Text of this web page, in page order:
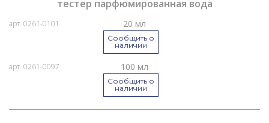
тестер парфюмированная вода
арт. 0261-0101 20 мл
Сообщить о
наличии
арт. 0261-0097 100 мл
Сообщить о
наличии